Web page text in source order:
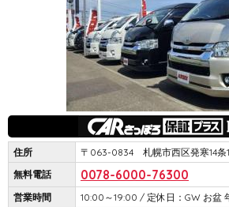
住所
〒063-0834 札幌市西区発寒14条
無料電話
0078-6000-76300
営業時間
10:00～19:00 / 定休日：GW お盆